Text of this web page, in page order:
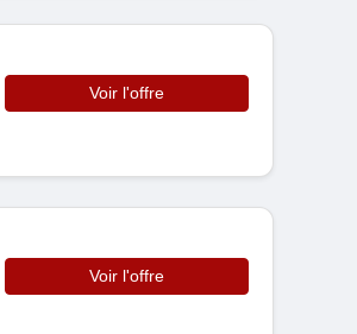
Voir l'offre
Voir l'offre